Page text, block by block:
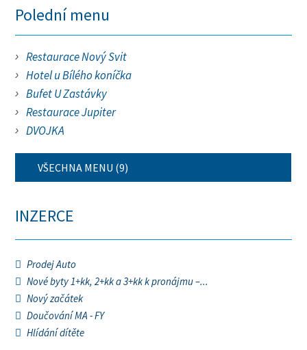
Polední menu
Restaurace Nový Svit
Hotel u Bílého koníčka
Bufet U Zastávky
Restaurace Jupiter
DVOJKA
VŠECHNA MENU (9)
INZERCE
Prodej Auto
Nové byty 1+kk, 2+kk a 3+kk k pronájmu –...
Nový začátek
Doučování MA - FY
Hlídání dítěte